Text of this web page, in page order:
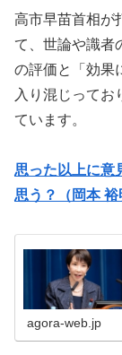
高市早苗首相が
て、世論や識者
の評価と「効果
入り混じってお
ています。
思った以上に意
思う？（岡本 裕
agora-web.jp